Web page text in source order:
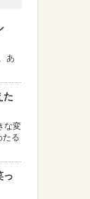
あ
た
な変
たる
っ